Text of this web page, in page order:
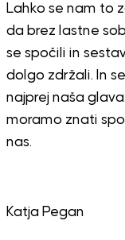
Lahko se nam to
da brez lastne
se spočili in
dolgo zdržali. In
najprej naša
moramo znati
nas.
Katja Pegan